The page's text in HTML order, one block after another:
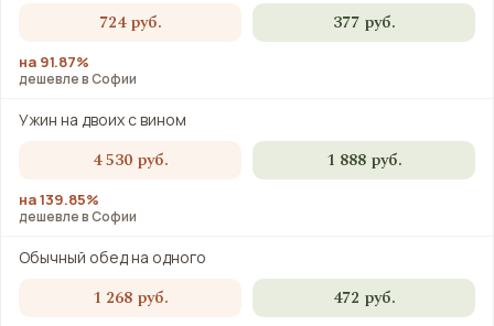
724 руб. 377 руб.
на 91.87%
дешевле в Софии
Ужин на двоих с вином
4 530 руб. 1 888 руб.
на 139.85%
дешевле в Софии
Обычный обед на одного
1 268 руб. 472 руб.